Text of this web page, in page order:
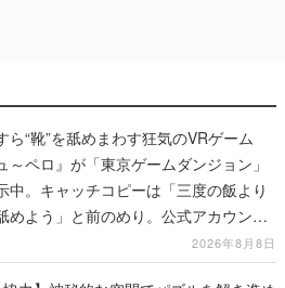
ら“靴”を舐めまわす狂気のVRゲーム
～ペロ』が「東京ゲームダンジョン」
中。キャッチコピーは「三度の飯より
めよう」と前のめり。公式アカウント
設され、2026年リリースに向けて開発中
2026年8月8日